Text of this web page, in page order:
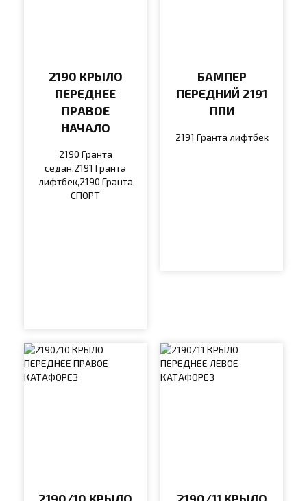
2190 КРЫЛО
ПЕРЕДНЕЕ
ПРАВОЕ
НАЧАЛО
2190 Гранта
седан,2191 Гранта
лифтбек,2190 Гранта
СПОРТ
БАМПЕР
ПЕРЕДНИЙ 2191
ППИ
2191 Гранта лифтбек